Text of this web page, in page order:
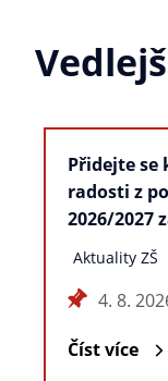
Přidejte se
radosti z
2026/2027
Aktuality ZŠ
4. 8.
Číst více